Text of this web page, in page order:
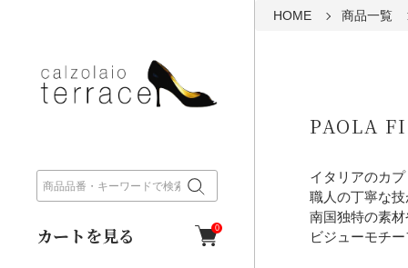
カートを見る 0
HOME 商品一覧
PAOLA
イタリアのカ
職人の丁寧な
南国独特の素
ビジューモチ